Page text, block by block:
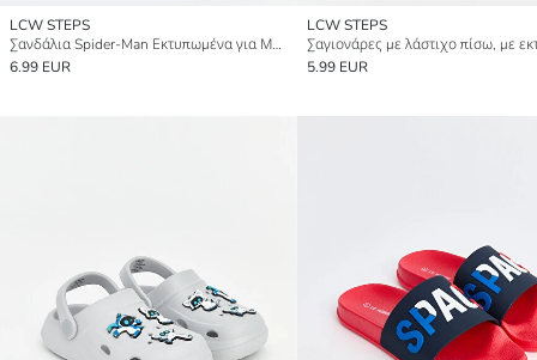
LCW STEPS
Σανδάλια Spider-Man Εκτυπωμένα για Μωρό Αγόρι
6.99 EUR
LCW STEPS
5.99 EUR